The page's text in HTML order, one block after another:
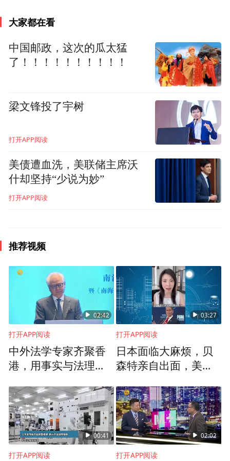
以下为李雪敏分享内容实录：
淄博政府体系可能做了两件事，第一，以人
为本，为民服务，“以人为本”的这个“人”，
务”，其实是通过外来的商业，滋养了本地；
第二，淄博其实是一个非常完整的商业策
划，自它一推出来，每一个节奏，都是一个
严格按照商业品牌的逻辑，用政府的推手来
进行的一个城市的营销。
义就是关于它的未来产业转型，一个重资产
重工业的城市，要进行一些服务型的转型，
通过事件营销、通过人文关怀等进行了撬
动，一切都准备好了，从去年疫情接待了
17000学生开始，那是它的因，后来不到一年
时间出现了一个果，这时候它在等一阵风，
所以“猪”就飞起来了。如果它要是按照这个
逻辑一代一代传递下去，通过十年二十年，
这个城市不只是在中国成为一个网红，也会
成为一个世界上重工业城市向服务行业以及
多元化发展迈进的城市。
（以上内容整理时有删减，仅供参考）
大家都在看
中国邮政，这次的瓜太猛
了！！！！！！！！！！
梁文锋投了宇树
打开APP阅读
美债遭血洗，美联储主席沃
什却坚持“少说为妙”
打开APP阅读
推荐视频
02:42
打开APP阅读
中外法学专家齐聚香
港，用事实与法理揭
本质
03:27
打开APP阅读
日本面临大麻烦，贝
森特亲自出面，美方
救美债
00:41
打开APP阅读
02:02
打开APP阅读